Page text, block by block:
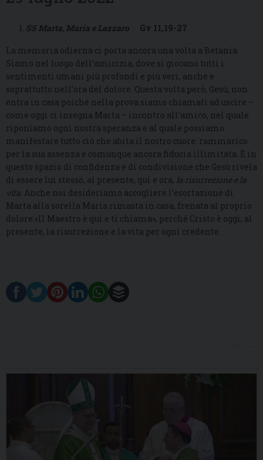
SS Marta, Maria e Lazzaro Gv 11,19-27
La memoria odierna ci porta ancora una volta a Betania.
Siamo nel luogo dell’amicizia, dove si giocano tutti i
sentimenti umani più profondi e più veri, anche e
soprattutto nell’ora del dolore. Questa volta però, Gesù, non
entra in casa poiché nella prova siamo chiamati ad uscire –
come oggi ci insegna Marta – incontro all’amico, nel quale
riponiamo ogni nostra speranza e al quale possiamo
manifestare tutto ciò che abita il nostro cuore: rammarico
per la sua assenza e comunque ancora fiducia illimitata. È in
questo spazio di confidenza e di condivisione che Gesù rivela
di essere lui stesso, al presente, qui e ora, la risurrezione e la
vita. Anche noi desideriamo accogliere l’esortazione di
Marta alla sorella Maria rimasta in casa, frenata al proprio
dolore:«Il Maestro è qui e ti chiama», perché Cristo è oggi, al
presente, la risurrezione e la vita per ogni credente.